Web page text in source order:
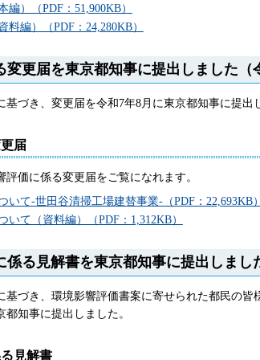
編）（PDF：51,900KB）
料編）（PDF：24,280KB）
変更届を東京都知事に提出しました（
基づき、変更届を令和7年8月に東京都知事に提出
届
価に係る変更届をご覧になれます。
いて-世田谷清掃工場建替事業-（PDF：22,693KB
いて（資料編）（PDF：1,312KB）
係る見解書を東京都知事に提出しまし
基づき、環境影響評価書案に寄せられた都民の
都知事に提出しました。
見解書